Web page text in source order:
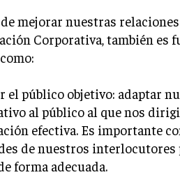
mejorar nuestras
Corporativa, también es
el público objetivo: adaptar
al público al que nos
efectiva. Es importante
de nuestros
forma adecuada.